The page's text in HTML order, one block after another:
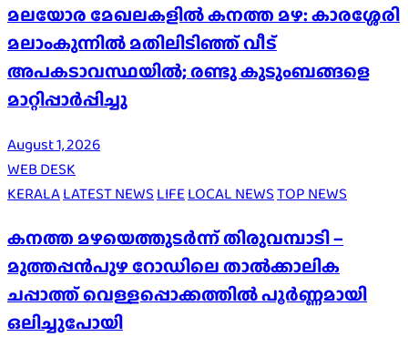
മലയോര മേഖലകളിൽ കനത്ത മഴ: കാരശ്ശേരി
മലാംകുന്നിൽ മതിലിടിഞ്ഞ് വീട്
അപകടാവസ്ഥയിൽ; രണ്ടു കുടുംബങ്ങളെ
മാറ്റിപ്പാർപ്പിച്ചു
August 1, 2026
WEB DESK
KERALALATEST NEWS LIFE LOCAL NEWSTOP NEWS
കനത്ത മഴയെത്തുടർന്ന് തിരുവമ്പാടി –
മുത്തപ്പൻപുഴ റോഡിലെ താൽക്കാലിക
ചപ്പാത്ത് വെള്ളപ്പൊക്കത്തിൽ പൂർണ്ണമായി
ഒലിച്ചുപോയി